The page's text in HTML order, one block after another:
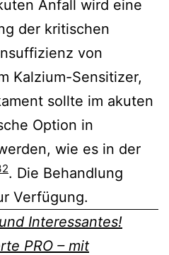
Anfall wird eine
der kritischen
von
Kalzium-Sensitizer,
sollte im akuten
Option in
wie es in der
. Die Behandlung
Verfügung.
Interessantes!
PRO – mit